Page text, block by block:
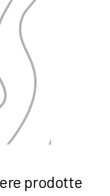
prodotte